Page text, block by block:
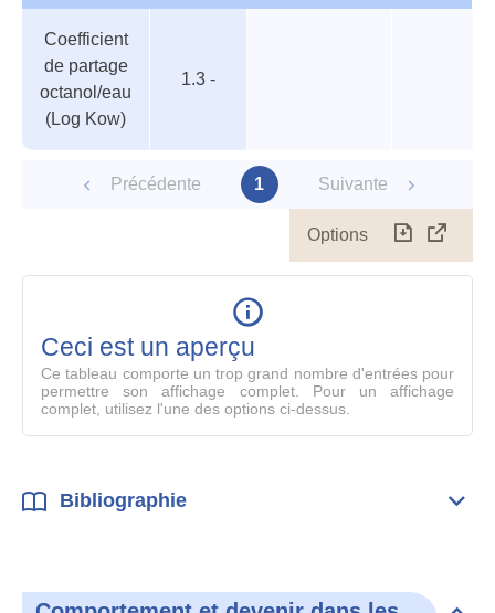
des
paramètres
valeur
Coefficient
de partage
octanol/eau
(Log Kow)
1.3 -
Précédente 1 Suivante
Options
le
Ceci est un aperçu
Ce tableau comporte un trop grand nombre d'entrées pour
permettre son affichage complet. Pour un affichage
complet, utilisez l'une des options ci-dessus.
Bibliographie